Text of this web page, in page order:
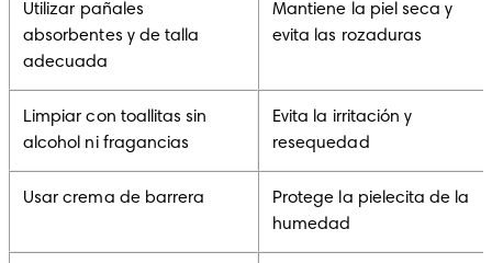
Utilizar pañales
absorbentes y de talla
adecuada
Mantiene la piel seca y
evita las rozaduras
Limpiar con toallitas sin
alcohol ni fragancias
Evita la irritación y
resequedad
Usar crema de barrera
Protege la pielecita de la
humedad